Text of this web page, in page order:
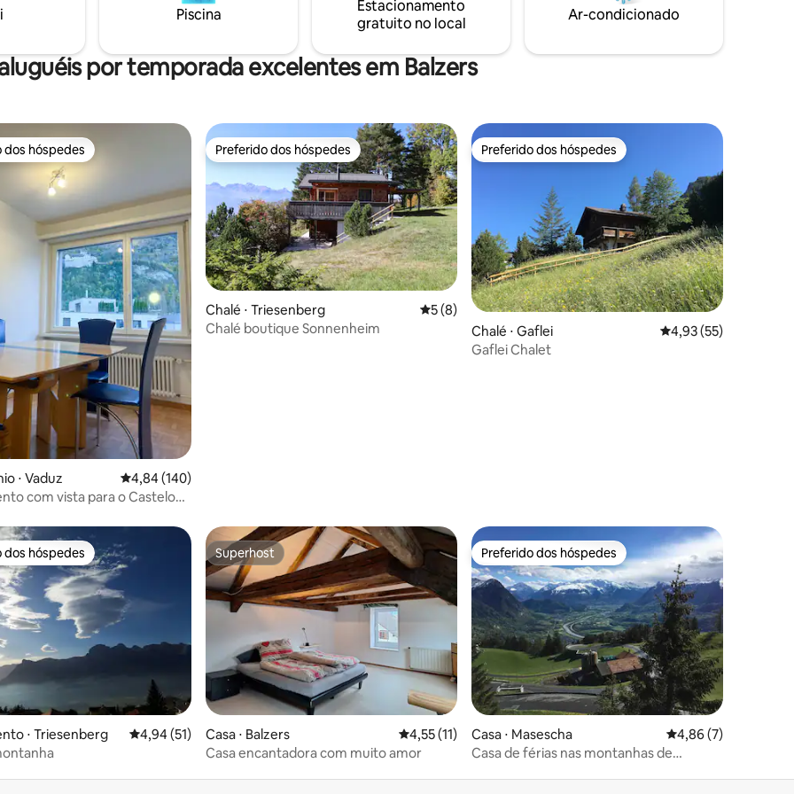
sua estadia!
ao lado dele.
Piscina
Estacionamento
gratuito no local
Ar-condicionado
por temporada excelentes em Balzers
de 5, 87 avaliações
dos hóspedes
dos hóspedes
⋅ Vaduz 4,84 de uma avaliação média de 5, 140 avaliações
4,84 (140)
com vista para o Castelo
Preferido dos hóspedes
Preferido dos hóspedes
Chalé ⋅ Triesenberg 5 de uma avaliação média de 5, 8 avaliações
5 (8)
Chalé boutique Sonnenheim
Preferido dos hóspedes
Preferido dos hóspedes
Chalé ⋅ Gaflei 4,93 de uma
4,93 (55)
Gaflei Chalet
de 5, 97 avaliações
dos hóspedes
dos hóspedes
⋅ Triesenberg 4,94 de uma avaliação média de 5, 51 avaliações
4,94 (51)
Superhost
Superhost
Casa ⋅ Balzers 4,55 de uma avaliação média de 5, 11 avaliações
4,55 (11)
Casa encantadora com muito amor
Preferido dos hóspedes
Preferido dos hóspedes
Casa ⋅ Masescha 4,86 de uma
4,86 (7)
Casa de férias nas montanhas de